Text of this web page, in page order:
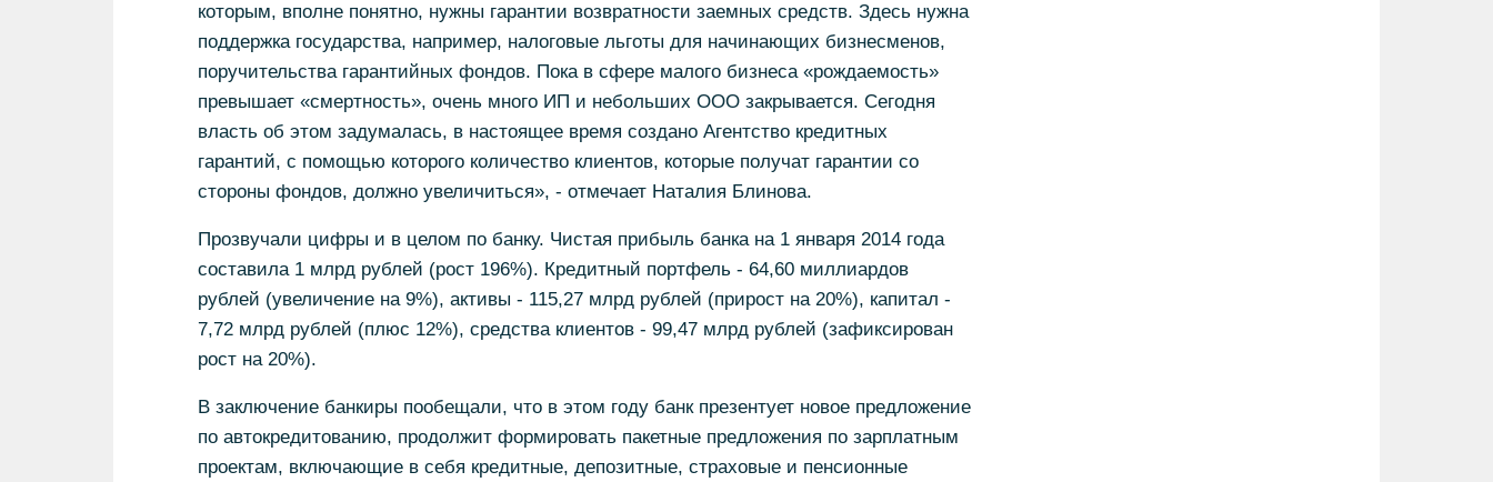
которым, вполне понятно, нужны гарантии возвратности заемных средств. Здесь нужна
поддержка государства, например, налоговые льготы для начинающих бизнесменов,
поручительства гарантийных фондов. Пока в сфере малого бизнеса «рождаемость»
превышает «смертность», очень много ИП и небольших ООО закрывается. Сегодня
власть об этом задумалась, в настоящее время создано Агентство кредитных
гарантий, с помощью которого количество клиентов, которые получат гарантии со
стороны фондов, должно увеличиться», - отмечает Наталия Блинова.
Прозвучали цифры и в целом по банку. Чистая прибыль банка на 1 января 2014 года
составила 1 млрд рублей (рост 196%). Кредитный портфель - 64,60 миллиардов
рублей (увеличение на 9%), активы - 115,27 млрд рублей (прирост на 20%), капитал -
7,72 млрд рублей (плюс 12%), средства клиентов - 99,47 млрд рублей (зафиксирован
рост на 20%).
В заключение банкиры пообещали, что в этом году банк презентует новое предложение
по автокредитованию, продолжит формировать пакетные предложения по зарплатным
проектам, включающие в себя кредитные, депозитные, страховые и пенсионные